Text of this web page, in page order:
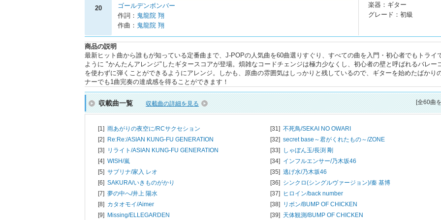
20
ゴールデンボンバー
作詞： 鬼龍院 翔
作曲： 鬼龍院 翔
楽器：ギター
グレード：初級
商品の説明
最新ヒット曲から誰もが知っている定番曲まで、J-POPの人気曲を60曲選りすぐり、すべての曲を入門・初心者でもトライ
ように "かんたんアレンジ"したギタースコアが登場。煩雑なコードチェンジは極力少なくし、初心者の壁と呼ばれるバレー
を使わずに弾くことができるようにアレンジ。しかも、原曲の雰囲気はしっかりと残しているので、ギターを始めたばかり
ナーでも1曲完奏の達成感を得ることができます！
収載曲一覧 収載曲の詳細を見る [全60曲
[1] 雨あがりの夜空に/RCサクセション
[2] Re:Re:/ASIAN KUNG-FU GENERATION
[3] リライト/ASIAN KUNG-FU GENERATION
[4] WISH/嵐
[5] サブリナ/家入 レオ
[6] SAKURA/いきものがかり
[7] 夢の中へ/井上 陽水
[8] カタオモイ/Aimer
[9] Missing/ELLEGARDEN
[31] 不死鳥/SEKAI NO OWARI
[32] secret base～君がくれたもの～/ZONE
[33] しゃぼん玉/長渕 剛
[34] インフルエンサー/乃木坂46
[35] 逃げ水/乃木坂46
[36] シンクロ(シングルヴァージョン)/秦 基博
[37] ヒロイン/back number
[38] リボン/BUMP OF CHICKEN
[39] 天体観測/BUMP OF CHICKEN